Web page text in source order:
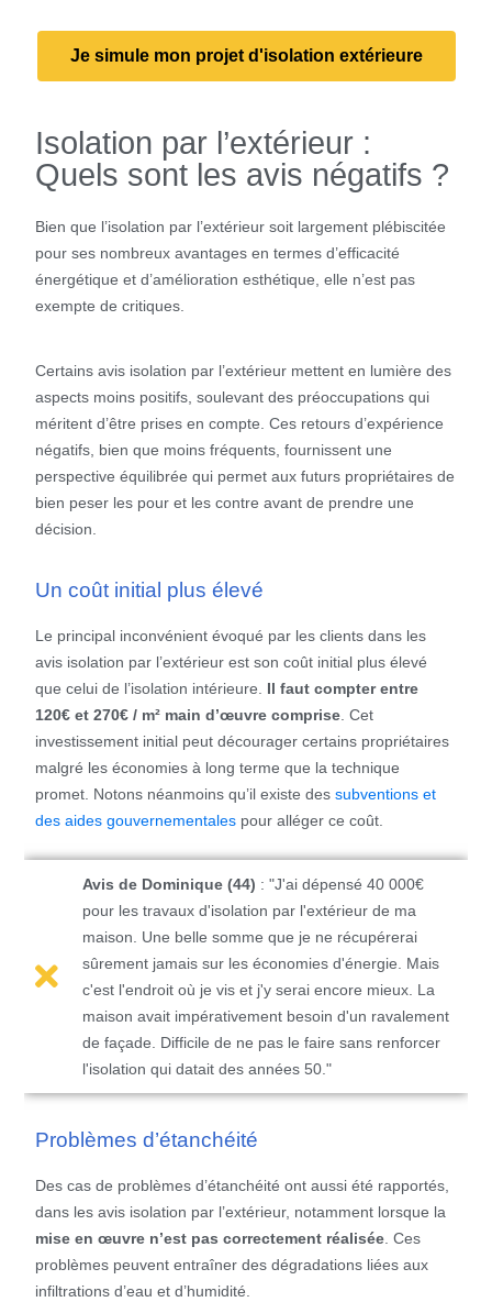
Je simule mon projet d'isolation extérieure
Isolation par l’extérieur :
Quels sont les avis négatifs ?
Bien que l’isolation par l’extérieur soit largement plébiscitée
pour ses nombreux avantages en termes d’efficacité
énergétique et d’amélioration esthétique, elle n’est pas
exempte de critiques.
Certains avis isolation par l’extérieur mettent en lumière des
aspects moins positifs, soulevant des préoccupations qui
méritent d’être prises en compte. Ces retours d’expérience
négatifs, bien que moins fréquents, fournissent une
perspective équilibrée qui permet aux futurs propriétaires de
bien peser les pour et les contre avant de prendre une
décision.
Un coût initial plus élevé
Le principal inconvénient évoqué par les clients dans les
avis isolation par l’extérieur est son coût initial plus élevé
que celui de l’isolation intérieure. Il faut compter entre
120€ et 270€ / m² main d’œuvre comprise . Cet
investissement initial peut décourager certains propriétaires
malgré les économies à long terme que la technique
promet. Notons néanmoins qu’il existe dessubventions et
des aides gouvernementales pour alléger ce coût.
Avis de Dominique (44) : "J'ai dépensé 40 000€
pour les travaux d'isolation par l'extérieur de ma
maison. Une belle somme que je ne récupérerai
sûrement jamais sur les économies d'énergie. Mais
c'est l'endroit où je vis et j'y serai encore mieux. La
maison avait impérativement besoin d'un ravalement
de façade. Difficile de ne pas le faire sans renforcer
l'isolation qui datait des années 50."
Problèmes d’étanchéité
Des cas de problèmes d’étanchéité ont aussi été rapportés,
dans les avis isolation par l’extérieur, notamment lorsque la
mise en œuvre n’est pas correctement réalisée. Ces
problèmes peuvent entraîner des dégradations liées aux
infiltrations d’eau et d’humidité.